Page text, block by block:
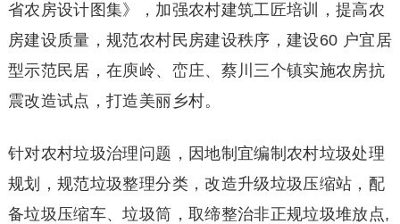
省农房设计图集》，加强农村建筑工匠培训，提高农
房建设质量，规范农村民房建设秩序，建设60 户宜居
型示范民居，在庾岭、峦庄、蔡川三个镇实施农房抗
震改造试点，打造美丽乡村。
针对农村垃圾治理问题，因地制宜编制农村垃圾处理
规划，规范垃圾整理分类，改造升级垃圾压缩站，配
备垃圾压缩车、垃圾筒，取缔整治非正规垃圾堆放点,